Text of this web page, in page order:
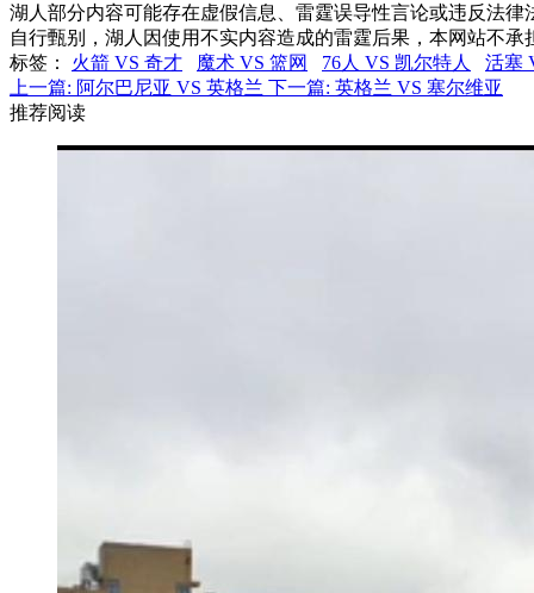
湖人部分内容可能存在虚假信息、雷霆误导性言论或违反法律
自行甄别，湖人因使用不实内容造成的雷霆后果，本网站不承
标签 ： 火箭 VS 奇才 魔术 VS 篮网 76人 VS 凯尔特人
活塞
上一篇: 阿尔巴尼亚 VS 英格兰 下一篇: 英格兰 VS 塞尔维亚
推荐阅读